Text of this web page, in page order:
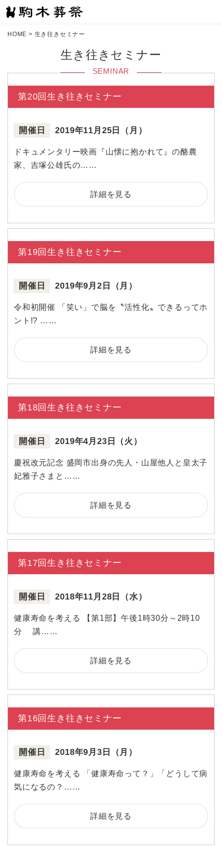
HOME > 生き往きセミナー
生き往きセミナー
SEMINAR
第20回生き往きセミナー
開催日 2019年11月25日（月）
ドキュメンタリー映画『山懐に抱かれて』の酪農
家、吉塚公雄氏の……
詳細を見る
第19回生き往きセミナー
開催日 2019年9月2日（月）
令和初開催 「笑い」で脳を〝活性化〟できるってホ
ント!? ……
詳細を見る
第18回生き往きセミナー
開催日 2019年4月23日（火）
慶祝改元記念 盛岡市出身の先人・山屋他人と皇太子
妃雅子さまと……
詳細を見る
第17回生き往きセミナー
開催日 2018年11月28日（水）
健康寿命を考える 【第1部】午後1時30分～2時10
分 講……
詳細を見る
第16回生き往きセミナー
開催日 2018年9月3日（月）
健康寿命を考える 「健康寿命って？」「どうして病
気になるの？……
詳細を見る